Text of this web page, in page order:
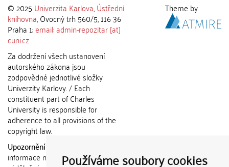
Používáme soubory cookies
© 2025 Univerzita Karlova,Ústřední
knihovna, Ovocný trh 560/5, 116 36
Praha 1;email: admin-repozitar [at]
cuni.cz
Za dodržení všech ustanovení
autorského zákona jsou
zodpovědné jednotlivé složky
Univerzity Karlovy. / Each
constituent part of Charles
University is responsible for
adherence to all provisions of the
copyright law.
Upozornění / Notice:
informace nemohou být použity k
Theme by